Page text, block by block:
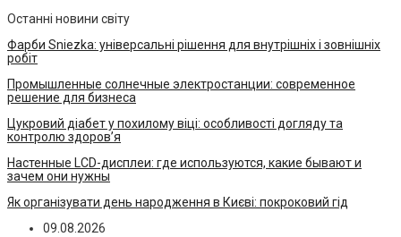
Останні новини світу
Фарби Sniezka: універсальні рішення для внутрішніх і зовнішніх
робіт
Промышленные солнечные электростанции: современное
решение для бизнеса
Цукровий діабет у похилому віці: особливості догляду та
контролю здоров’я
Настенные LCD-дисплеи: где используются, какие бывают и
зачем они нужны
Як організувати день народження в Києві: покроковий гід
09.08.2026